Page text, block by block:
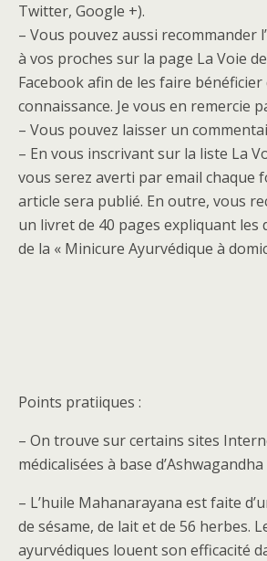
Twitter, Google +).
– Vous pouvez aussi recommander
à vos proches sur la page La Voie
Facebook afin de les faire
connaissance. Je vous en remercie
– Vous pouvez laisser un
– En vous inscrivant sur la liste La
vous serez averti par email chaque
article sera publié. En outre, vous
un livret de 40 pages expliquant les
de la « Minicure Ayurvédique à
Points pratiiques :
– On trouve sur certains sites
médicalisées à base
– L’huile Mahanarayana est faite
de sésame, de lait et de 56 herbes.
ayurvédiques louent son efficacité